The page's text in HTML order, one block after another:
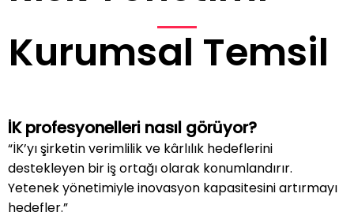
Kurumsal Temsil
İK profesyonelleri nasıl görüyor?
“İK’yı şirketin verimlilik ve kârlılık hedeflerini
destekleyen bir iş ortağı olarak konumlandırır.
Yetenek yönetimiyle inovasyon kapasitesini artırmayı
hedefler.”